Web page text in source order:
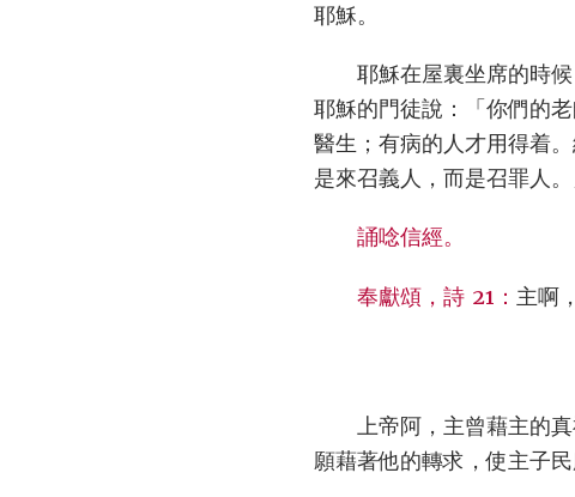
耶穌。
耶穌在屋裏坐席的時
耶穌的門徒說：「你們的
醫生；有病的人才用得着
是來召義人，而是召罪人。
誦唸信經。
奉獻頌，詩 21： 主啊
上帝阿，主曾藉主的
願藉著他的轉求，使主子